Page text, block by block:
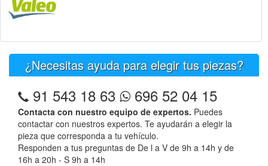
¿Necesitas ayuda para elegir tus piezas?
91 543 18 63 696 52 04 15
Contacta con nuestro equipo de expertos. Puedes
contactar con nuestros expertos. Te ayudarán a elegir la
pieza que corresponda a tu vehículo.
Responden a tus preguntas de De l a V de 9h a 14h y de
16h a 20h - S 9h a 14h